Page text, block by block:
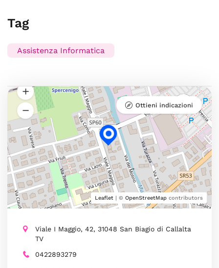
Tag
Assistenza Informatica
Leaflet | © OpenStreetMap contributors
Ottieni indicazioni
Viale I Maggio, 42, 31048 San Biagio di Callalta
TV
0422893279